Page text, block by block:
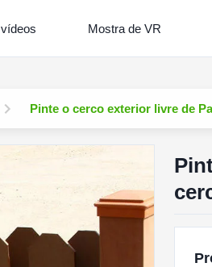
vídeos Mostra de VR
Pinte o cerco exterior livre de